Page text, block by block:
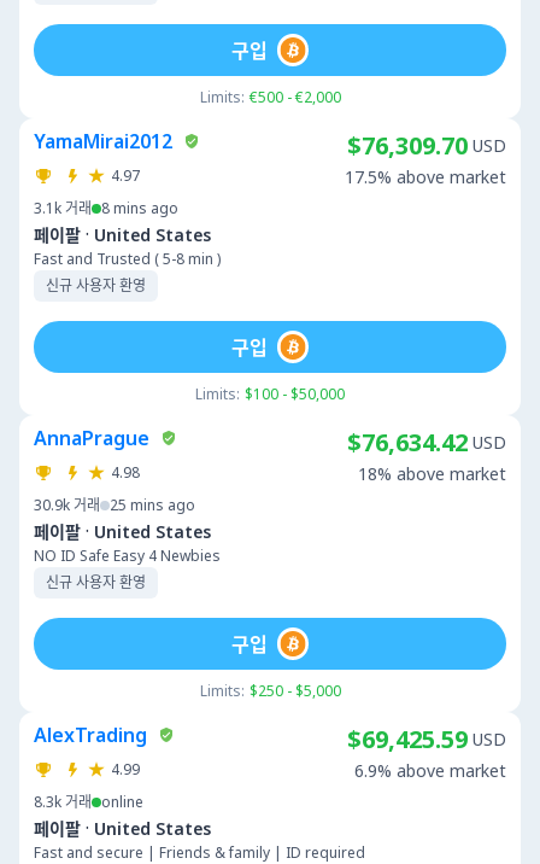
Limits: €500 - €2,000
구입
YamaMirai2012
4.97
3.1k 거래 8 mins ago
페이팔 · United States
Fast and Trusted ( 5-8 min )
신규 사용자 환영
$76,309.70 USD
17.5% above market
Limits: $100 - $50,000
구입
AnnaPrague
4.98
30.9k 거래 25 mins ago
페이팔 · United States
NO ID Safe Easy 4 Newbies
신규 사용자 환영
$76,634.42 USD
18% above market
Limits: $250 - $5,000
구입
AlexTrading
4.99
8.3k 거래 online
페이팔 · United States
Fast and secure | Friends & family | ID required
$69,425.59 USD
6.9% above market